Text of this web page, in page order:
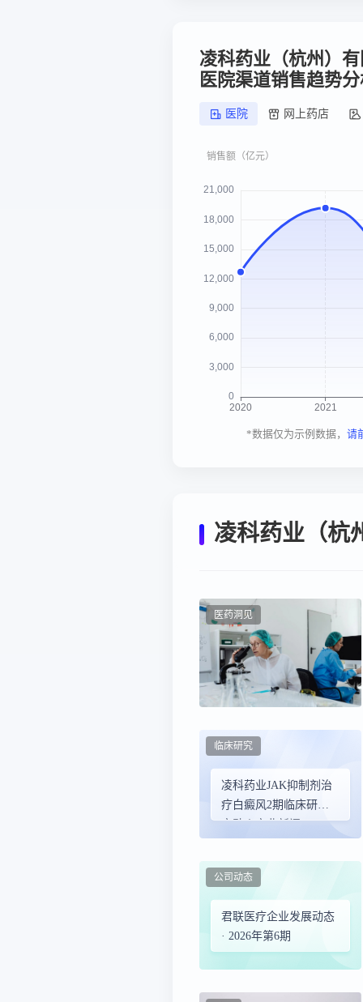
凌科药业（杭州）
医院渠道销售趋势
医院 网上药店
*数据仅为示例数据， 请
凌科药业（杭
医药洞见
凌科药业JAK抑制剂治
疗白癜风2期临床研究
启动丨产业新闻
临床研究
君联医疗企业发展动态
· 2026年第6期
公司动态